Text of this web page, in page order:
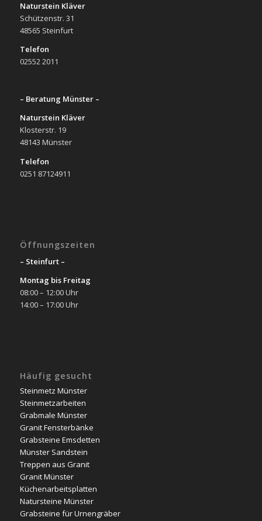
Naturstein Kläver
Schützenstr. 31
48565 Steinfurt
Telefon
02552 2011
– Beratung Münster –
Naturstein Kläver
Klosterstr. 19
48143 Münster
Telefon
0251 87124911
Öffnungszeiten
– Steinfurt –
Montag bis Freitag
08:00 – 12:00 Uhr
14:00 – 17:00 Uhr
Häufig gesucht
Steinmetz Münster
Steinmetzarbeiten
Grabmale Münster
Granit Fensterbänke
Grabsteine Emsdetten
Münster Sandstein
Treppen aus Granit
Granit Münster
Küchenarbeitsplatten
Natursteine Münster
Grabsteine für Urnengräber